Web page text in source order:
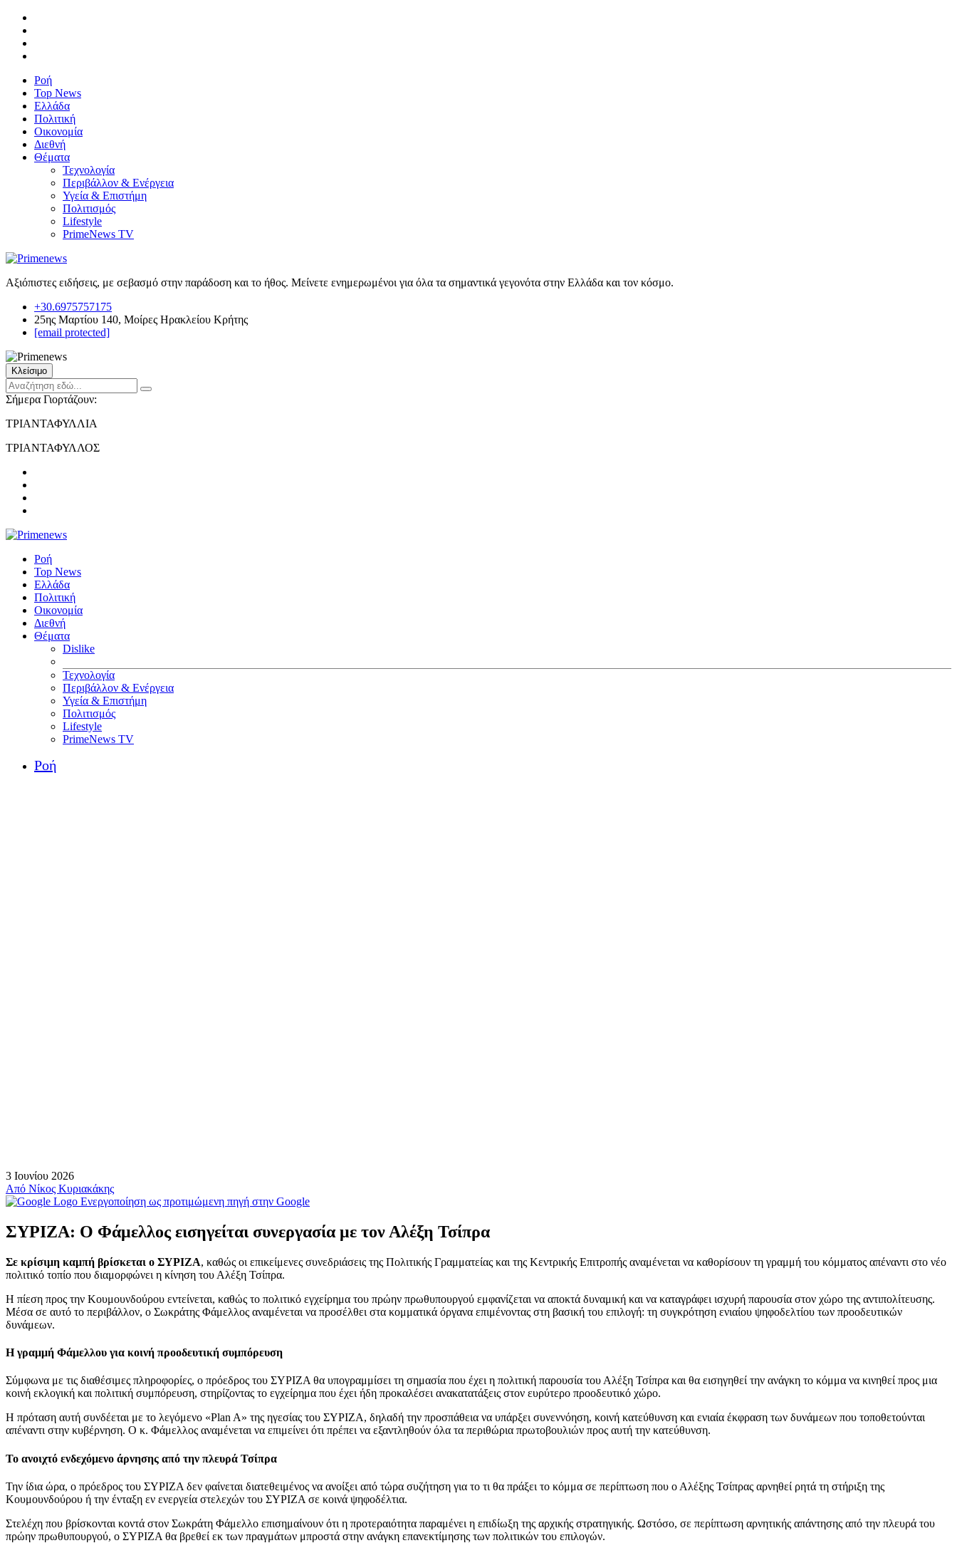
Ροή
Top News
Ελλάδα
Πολιτική
Οικονομία
Διεθνή
Θέματα
Τεχνολογία
Περιβάλλον & Ενέργεια
Υγεία & Επιστήμη
Πολιτισμός
Lifestyle
PrimeNews TV
Αξιόπιστες ειδήσεις, με σεβασμό στην παράδοση και το ήθος. Μείνετε ενημερωμένοι για όλα τα σημαντικά γεγονότα στην Ελλάδα και τον κόσμο.
+30.6975757175
25ης Μαρτίου 140, Μοίρες Ηρακλείου Κρήτης
[email protected]
Κλείσιμο
Σήμερα Γιορτάζουν:
ΤΡΙΑΝΤΑΦΥΛΛΙΑ
ΤΡΙΑΝΤΑΦΥΛΛΟΣ
Ροή
Top News
Ελλάδα
Πολιτική
Οικονομία
Διεθνή
Θέματα
Dislike
Τεχνολογία
Περιβάλλον & Ενέργεια
Υγεία & Επιστήμη
Πολιτισμός
Lifestyle
PrimeNews TV
Ροή
3 Ιουνίου 2026
Από Νίκος Κυριακάκης
Ενεργοποίηση ως προτιμώμενη πηγή στην Google
ΣΥΡΙΖΑ: Ο Φάμελλος εισηγείται συνεργασία με τον Αλέξη Τσίπρα
Σε κρίσιμη καμπή βρίσκεται ο ΣΥΡΙΖΑ, καθώς οι επικείμενες συνεδριάσεις της Πολιτικής Γραμματείας και της Κεντρικής Επιτροπής αναμένεται να καθορίσουν τη γραμμή του κόμματος απέναντι στο νέο
πολιτικό τοπίο που διαμορφώνει η κίνηση του Αλέξη Τσίπρα.
Η πίεση προς την Κουμουνδούρου εντείνεται, καθώς το πολιτικό εγχείρημα του πρώην πρωθυπουργού εμφανίζεται να αποκτά δυναμική και να καταγράφει ισχυρή παρουσία στον χώρο της αντιπολίτευσης.
Μέσα σε αυτό το περιβάλλον, ο Σωκράτης Φάμελλος αναμένεται να προσέλθει στα κομματικά όργανα επιμένοντας στη βασική του επιλογή: τη συγκρότηση ενιαίου ψηφοδελτίου των προοδευτικών
δυνάμεων.
Η γραμμή Φάμελλου για κοινή προοδευτική συμπόρευση
Σύμφωνα με τις διαθέσιμες πληροφορίες, ο πρόεδρος του ΣΥΡΙΖΑ θα υπογραμμίσει τη σημασία που έχει η πολιτική παρουσία του Αλέξη Τσίπρα και θα εισηγηθεί την ανάγκη το κόμμα να κινηθεί προς μια
κοινή εκλογική και πολιτική συμπόρευση, στηρίζοντας το εγχείρημα που έχει ήδη προκαλέσει ανακατατάξεις στον ευρύτερο προοδευτικό χώρο.
Η πρόταση αυτή συνδέεται με το λεγόμενο «Plan A» της ηγεσίας του ΣΥΡΙΖΑ, δηλαδή την προσπάθεια να υπάρξει συνεννόηση, κοινή κατεύθυνση και ενιαία έκφραση των δυνάμεων που τοποθετούνται
απέναντι στην κυβέρνηση. Ο κ. Φάμελλος αναμένεται να επιμείνει ότι πρέπει να εξαντληθούν όλα τα περιθώρια πρωτοβουλιών προς αυτή την κατεύθυνση.
Το ανοιχτό ενδεχόμενο άρνησης από την πλευρά Τσίπρα
Την ίδια ώρα, ο πρόεδρος του ΣΥΡΙΖΑ δεν φαίνεται διατεθειμένος να ανοίξει από τώρα συζήτηση για το τι θα πράξει το κόμμα σε περίπτωση που ο Αλέξης Τσίπρας αρνηθεί ρητά τη στήριξη της
Κουμουνδούρου ή την ένταξη εν ενεργεία στελεχών του ΣΥΡΙΖΑ σε κοινά ψηφοδέλτια.
Στελέχη που βρίσκονται κοντά στον Σωκράτη Φάμελλο επισημαίνουν ότι η προτεραιότητα παραμένει η επιδίωξη της αρχικής στρατηγικής. Ωστόσο, σε περίπτωση αρνητικής απάντησης από την πλευρά του
πρώην πρωθυπουργού, ο ΣΥΡΙΖΑ θα βρεθεί εκ των πραγμάτων μπροστά στην ανάγκη επανεκτίμησης των πολιτικών του επιλογών.